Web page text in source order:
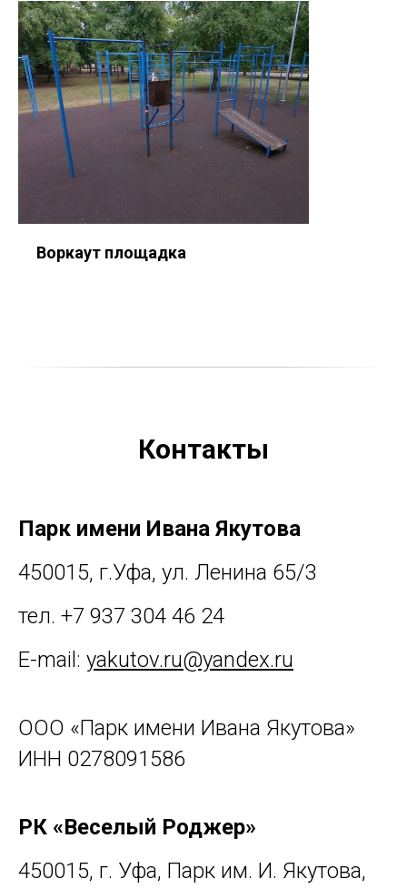
Воркаут площадка
Контакты
Парк имени Ивана Якутова
450015, г.Уфа, ул. Ленина 65/3
тел. +7 937 304 46 24
E-mail: yakutov.ru@yandex.ru
ООО «Парк имени Ивана Якутова»
ИНН 0278091586
РК «Веселый Роджер»
450015, г. Уфа, Парк им. И. Якутова,